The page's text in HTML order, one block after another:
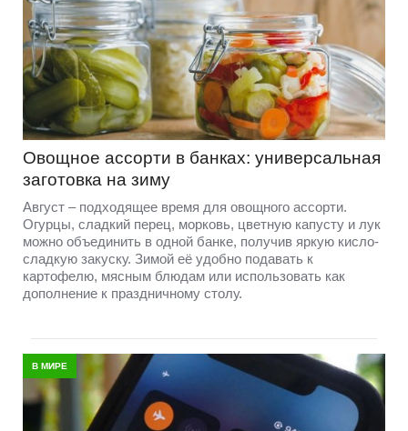
Овощное ассорти в банках: универсальная
заготовка на зиму
Август – подходящее время для овощного ассорти.
Огурцы, сладкий перец, морковь, цветную капусту и лук
можно объединить в одной банке, получив яркую кисло-
сладкую закуску. Зимой её удобно подавать к
картофелю, мясным блюдам или использовать как
дополнение к праздничному столу.
В МИРЕ